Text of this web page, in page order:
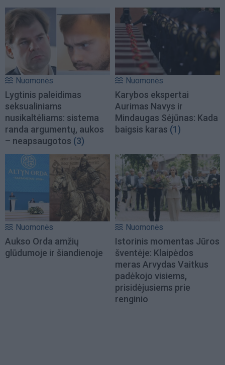
Nuomonės
Lygtinis paleidimas
seksualiniams
nusikaltėliams: sistema
randa argumentų, aukos
– neapsaugotos (3)
Nuomonės
Karybos ekspertai
Aurimas Navys ir
Mindaugas Sėjūnas: Kada
baigsis karas (1)
Nuomonės
Aukso Orda amžių
glūdumoje ir šiandienoje
Nuomonės
Istorinis momentas Jūros
šventėje: Klaipėdos
meras Arvydas Vaitkus
padėkojo visiems,
prisidėjusiems prie
renginio